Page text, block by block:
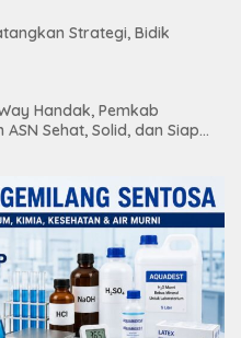
Strategi, Bidik
Handak, Pemkab
Sehat, Solid, dan Siap